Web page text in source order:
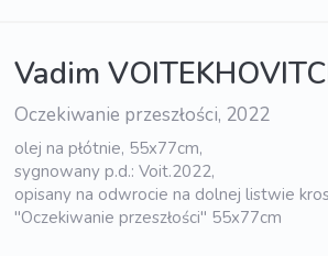
Vadim
Oczekiwanie przeszłości, 2022
olej na płótnie, 55x77cm,
sygnowany p.d.: Voit.2022,
opisany na odwrocie na dolnej listwie
"Oczekiwanie przeszłości" 55x77cm